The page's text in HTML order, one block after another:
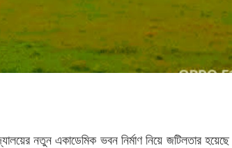
নতুন একাডেমিক ভবন নির্মাণ নিয়ে জটিলতার